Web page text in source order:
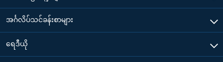
အင်္ဂလိပ်သင်ခန်းစာများ
ရေဒီယို